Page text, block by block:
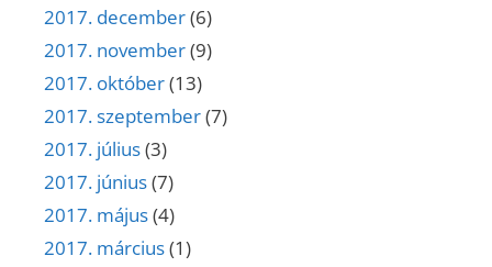
2017. december(6)
2017. november(9)
2017. október(13)
2017. szeptember(7)
2017. július(3)
2017. június(7)
2017. május(4)
2017. március(1)